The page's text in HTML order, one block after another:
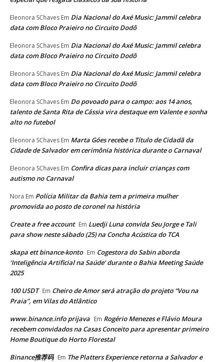
Eleonora SChaves Em Dia Nacional do Axé Music: Jammil celebra
data com Bloco Praieiro no Circuito Dodô
Eleonora SChaves Em Dia Nacional do Axé Music: Jammil celebra
data com Bloco Praieiro no Circuito Dodô
Eleonora SChaves Em Dia Nacional do Axé Music: Jammil celebra
data com Bloco Praieiro no Circuito Dodô
Eleonora SChaves Em Do povoado para o campo: aos 14 anos,
talento de Santa Rita de Cássia vira destaque em Valente e sonha
alto no futebol
Eleonora SChaves Em Marta Góes recebe o Título de Cidadã da
Cidade de Salvador em cerimônia histórica durante o Carnaval
Eleonora SChaves Em Confira dicas para incluir crianças com
autismo no Carnaval
Nora Em Polícia Militar da Bahia tem a primeira mulher
promovida ao posto de coronel na história
Create a free account Em Luedji Luna convida Seu Jorge e Tali
para show neste sábado (25) na Concha Acústica do TCA
skapa ett binance-konto Em Cogestora do Sabin aborda
‘Inteligência Artificial na Saúde’ durante o Bahia Meeting Saúde
2025
100 USDT Em Cheiro de Amor será atração do projeto “Vou na
Praia”, em Vilas do Atlântico
www.binance.info prijava Em Rogério Menezes e Flávio Moura
recebem convidados na Casas Conceito para apresentar primeiro
Home Boutique do Horto Florestal
Binance推荐码 Em The Platters Experience retorna a Salvador e